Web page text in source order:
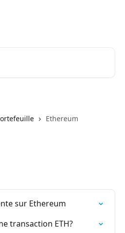
Ethereum
sur Ethereum
transaction ETH?